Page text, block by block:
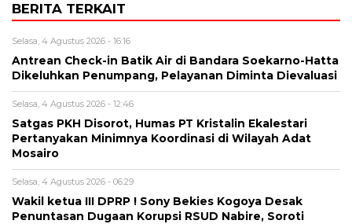
BERITA TERKAIT
Selasa, 4 Agustus 2026 - 16:16
Antrean Check-in Batik Air di Bandara Soekarno-Hatta
Dikeluhkan Penumpang, Pelayanan Diminta Dievaluasi
Selasa, 4 Agustus 2026 - 12:46
Satgas PKH Disorot, Humas PT Kristalin Ekalestari
Pertanyakan Minimnya Koordinasi di Wilayah Adat
Mosairo
Selasa, 4 Agustus 2026 - 06:29
Wakil ketua III DPRP ! Sony Bekies Kogoya Desak
Penuntasan Dugaan Korupsi RSUD Nabire, Soroti